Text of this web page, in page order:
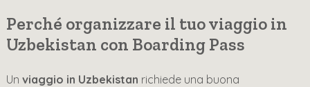
Perché organizzare il tuo viaggio in
Uzbekistan con Boarding Pass
Un viaggio in Uzbekistan richiede una buona